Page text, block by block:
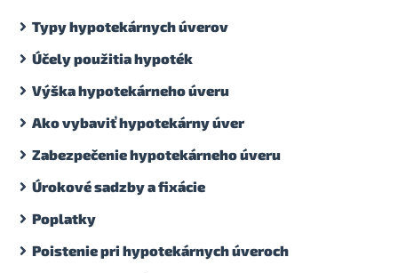
Typy hypotekárnych úverov
Účely použitia hypoték
Výška hypotekárneho úveru
Ako vybaviť hypotekárny úver
Zabezpečenie hypotekárneho úveru
Úrokové sadzby a fixácie
Poplatky
Poistenie pri hypotekárnych úveroch